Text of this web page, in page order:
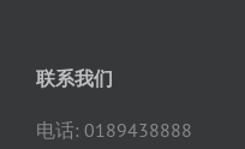
联系我们
电话: 0189438888